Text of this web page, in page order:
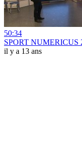
50:34
SPORT NUMERICUS
il y a 13 ans